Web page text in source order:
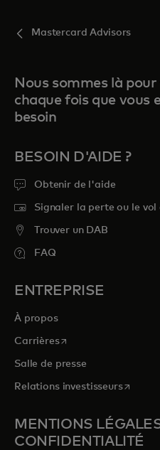
Mastercard Advisors
Nous sommes là pour
chaque fois que vous
besoin
BESOIN D'AIDE ?
Obtenir de l'aide
Signaler la perte ou le vol
Trouver un DAB
FAQ
ENTREPRISE
À propos
Carrièress’ouvre dans un
Salle de presse
Relations investisseurss’ouvre
MENTIONS
CONFIDENTIALITÉ